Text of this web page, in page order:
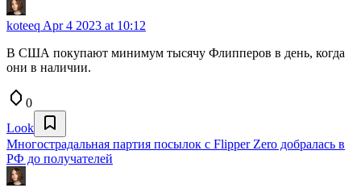
koteeq Apr 4 2023 at 10:12
В США покупают минимум тысячу Флипперов в день, когда
они в наличии.
0
Look
Многострадальная партия посылок с Flipper Zero добралась в
РФ до получателей